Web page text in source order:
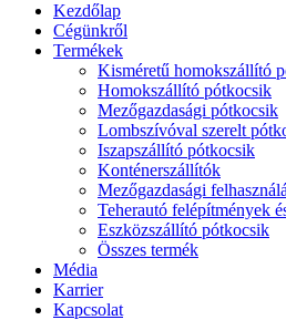
Kezdőlap
Cégünkről
Termékek
Kisméretű homokszállító
Homokszállító pótkocsik
Mezőgazdasági pótkocsik
Lombszívóval szerelt
Iszapszállító pótkocsik
Konténerszállítók
Mezőgazdasági
Teherautó felépítmények
Eszközszállító pótkocsik
Összes termék
Média
Karrier
Kapcsolat